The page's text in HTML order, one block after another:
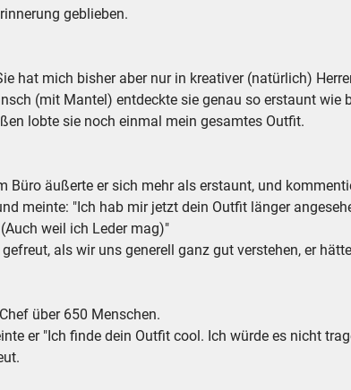
geblieben.
hat mich bisher aber nur in kreativer (natürlich)
(mit Mantel) entdeckte sie genau so erstaunt
lobte sie noch einmal mein gesamtes Outfit.
Büro äußerte er sich mehr als erstaunt, und
meinte: "Ich hab mir jetzt dein Outfit länger
weil ich Leder mag)"
als wir uns generell ganz gut verstehen, er
über 650 Menschen.
er "Ich finde dein Outfit cool. Ich würde es nicht